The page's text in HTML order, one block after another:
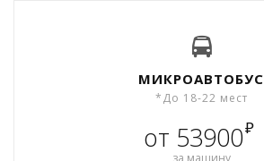
МИКРОАВТОБУС
*До 18-22 мест
от 53900₽
за машину